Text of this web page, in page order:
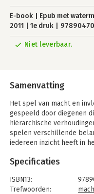
E-book Epub met
2011
1e druk
Niet leverbaar.
Samenvatting
Het spel van macht en
gespeeld door diegenen
hiërarchische
spelen verschillende
iedereen inzicht heeft in
Hoe verweert u zich
Hoe zorgt u voor die
Hoe krijgt u steun voor
Specificaties
ISBN13:
Trefwoorden: